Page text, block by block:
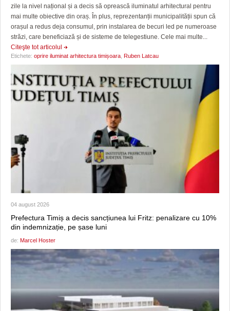
zile la nivel național și a decis să oprească iluminatul arhitectural pentru
mai multe obiective din oraș. În plus, reprezentanții municipalității spun că
orașul a redus deja consumul, prin instalarea de becuri led pe numeroase
străzi, care beneficiază și de sisteme de telegestiune. Cele mai multe...
Citeşte tot articolul
Etichete: oprire iluminat arhitectura timișoara Ruben Latcau
04 august 2026
Prefectura Timiș a decis sancțiunea lui Fritz: penalizare cu 10%
din indemnizație, pe șase luni
de: Marcel Hoster